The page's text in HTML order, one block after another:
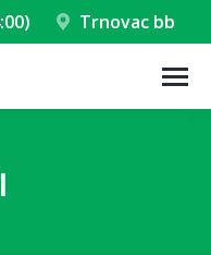
Trnovac bb